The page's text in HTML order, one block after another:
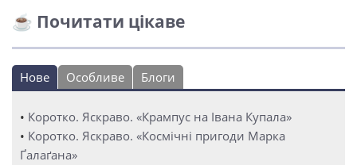
☕ Почитати цікаве
Нове Особливе Блоги
• Коротко. Яскраво. «Крампус на Івана Купала»
• Коротко. Яскраво. «Космічні пригоди Марка
Ґалаґана»